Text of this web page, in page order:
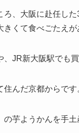
、大阪に赴任し
くて食べごたえが
JR新大阪駅でも
んだ京都からです
の芋ようかんを手土